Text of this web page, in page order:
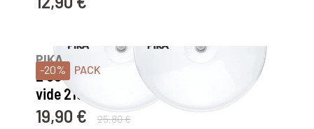
-20% PACK
PIKA
2 couvercles universels sous
vide 21cm
Prix
19,90 € Prix de base
25,80 €